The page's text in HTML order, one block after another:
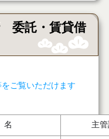
委託・賃貸借
ご覧いただけます
主